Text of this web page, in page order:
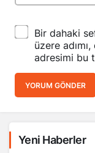
Bir dahaki
üzere
adresimi bu
YORUM GÖNDER
Yeni Haberler